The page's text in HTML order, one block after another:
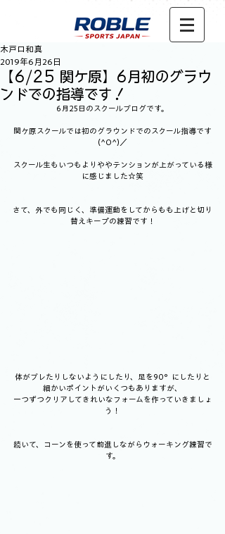
【6/25 関ケ原】6月初のグラウ
ンドでの指導です！
木戸口和真
2019年6月26日
6月25日のスクールブログです。
関ケ原スクールでは初のグラウンドでのスクール指導です
(^O^)／
スクール生もいつもよりややテンションが上がっている様
に感じました☆笑
さて、外でも同じく、準備運動をしてからもも上げと切り
替えキープの練習です！
体がブレたりしないようにしたり、足を90°にしたりと
細かいポイントがいくつもありますが、
一つずつクリアしてきれいなフォームを作っていきましょ
う！
続いて、コーンを使って前進しながらウォーキング練習で
す。